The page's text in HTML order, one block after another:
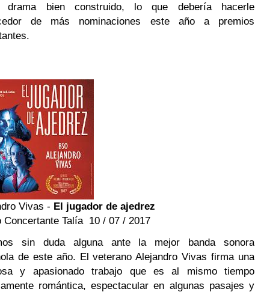
drama bien construido, lo que debería hacerle
de más nominaciones este año a premios
Vivas - El jugador de ajedrez
Concertante Talía 10 / 07 / 2017
sin duda alguna ante la mejor banda sonora
de este año. El veterano Alejandro Vivas firma una
y apasionado trabajo que es al mismo tiempo
romántica, espectacular en algunas pasajes y